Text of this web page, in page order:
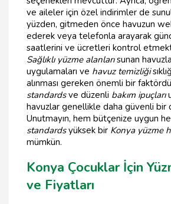
ve aileler için özel indirimler de
yüzden, gitmeden önce havuzun
ederek veya telefonla arayarak
saatlerini ve ücretleri kontrol
Sağlıklı yüzme alanlarısunan
uygulamaları ve havuz temizliği
alınması gereken önemli bir
standardsve düzenli bakım ipuçları
havuzlar genellikle daha güvenli bir
Unutmayın, hem bütçenize uygun
standardsyüksek bir Konya yüzme
mümkün.
Konya Çocuklar İçin
ve Fiyatları